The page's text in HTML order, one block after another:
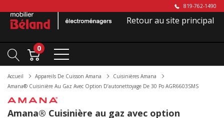
819-762-1490
Retour au site principal
0
Accueil Appareils De Cuisson Amana
Cuisinières Amana
Amana® Cuisinière Au Gaz Avec Option D’autonettoyage De 30 Po AGR6603SMS
Amana® Cuisinière au gaz avec option